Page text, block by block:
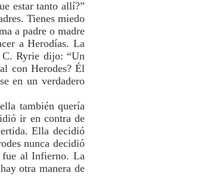
estar tanto allí?”
Tienes miedo
a padre o madre
a Herodías. La
C. Ryrie dijo: “Un
con Herodes? Él
en un verdadero
también quería
ir en contra de
Ella decidió
nunca decidió
fue al Infierno. La
otra manera de